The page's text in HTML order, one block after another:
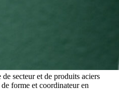
de secteur et de produits aciers
forme et coordinateur en